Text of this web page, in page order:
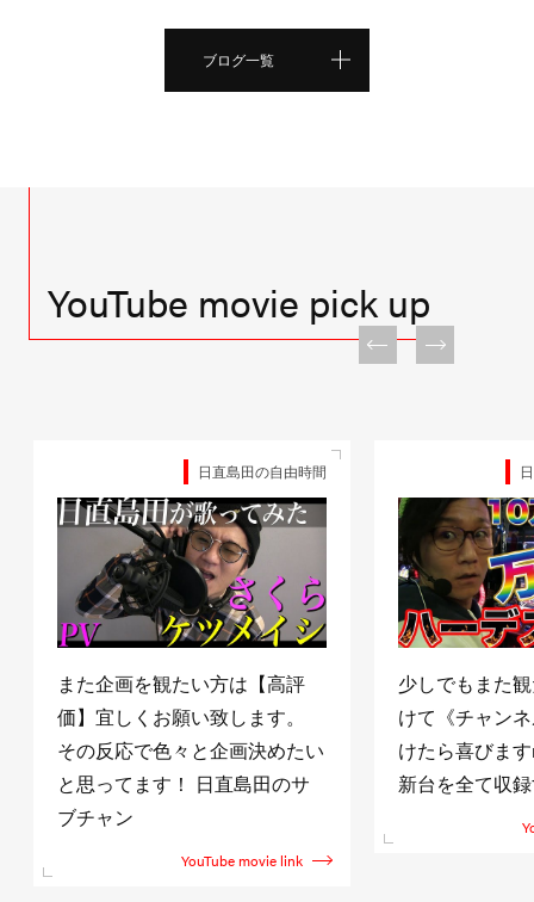
ブログ一覧
YouTube movie pick up
日直島田の自由時間
また企画を観たい方は【高評
価】宜しくお願い致します。
その反応で色々と企画決めたい
と思ってます！ 日直島田のサ
ブチャン
YouTube movie link
少しでもまた
けて《チャン
けたら喜びま
新台を全て収